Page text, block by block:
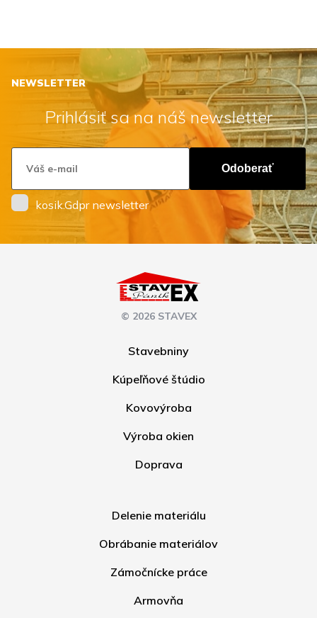
NEWSLETTER
Prihlásiť sa na náš newsletter
Odoberať
kosik.Gdpr newsletter
© 2026 STAVEX
Stavebniny
Kúpeľňové štúdio
Kovovýroba
Výroba okien
Doprava
Delenie materiálu
Obrábanie materiálov
Zámočnícke práce
Armovňa